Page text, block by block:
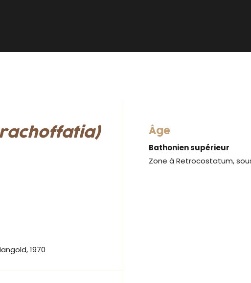
1970
Âge
Bathonien supérieur
Zone à Retrocostatum,